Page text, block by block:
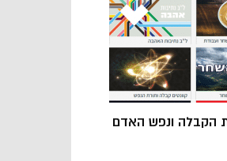
הקבלה ונפש האדם